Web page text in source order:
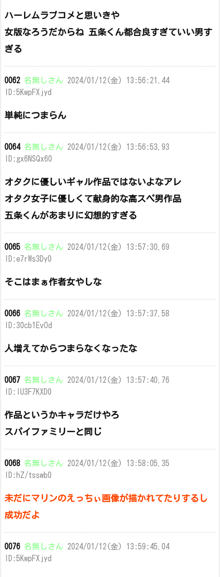
ハーレムラブコメと思いきや
女版なろうだからね 五条くん都合良すぎていい男す
ぎる
0062 名無しさん 2024/01/12(金) 13:56:21.44
ID:5KwpFXjyd
単純につまらん
0064 名無しさん 2024/01/12(金) 13:56:53.93
ID:gx6NSQx60
オタクに優しいギャル作品ではないよなアレ
オタク女子に優しくて献身的な高スペ男作品
五条くんがあまりに幻想的すぎる
0065 名無しさん 2024/01/12(金) 13:57:30.69
ID:e7rWs3Dy0
そこはまぁ作者女やしな
0066 名無しさん 2024/01/12(金) 13:57:37.58
ID:30cb1EvOd
人増えてからつまらなくなったな
0067 名無しさん 2024/01/12(金) 13:57:40.76
ID:IU3F7KXD0
作品というかキャラだけやろ
スパイファミリーと同じ
0068 名無しさん 2024/01/12(金) 13:58:05.35
ID:hZ/tsswb0
未だにマリンのえっちぃ画像が描かれてたりするし
成功だよ
0076 名無しさん 2024/01/12(金) 13:59:45.04
ID:5KwpFXjyd